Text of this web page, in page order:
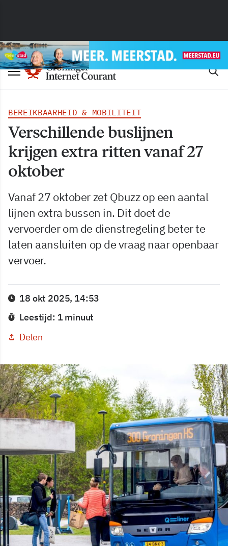
BEREIKBAARHEID & MOBILITEIT
Verschillende buslijnen
krijgen extra ritten vanaf 27
oktober
Vanaf 27 oktober zet Qbuzz op een aantal
lijnen extra bussen in. Dit doet de
vervoerder om de dienstregeling beter te
laten aansluiten op de vraag naar openbaar
vervoer.
18 okt 2025, 14:53
Leestijd: 1 minuut
Delen